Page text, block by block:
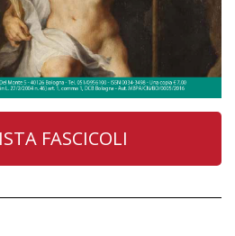
FASCICOLI